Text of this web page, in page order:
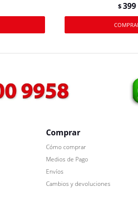
$399
Comprar
Cómo comprar
Medios de Pago
Envíos
Cambios y devoluciones